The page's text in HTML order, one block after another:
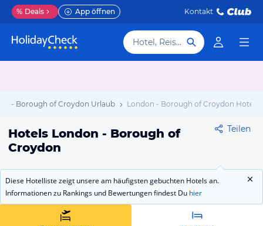
% Deals App öffnen Kontakt
Hotel, Reiseziel
- Borough of Croydon Urlaub London - Borough of Croydon Hotels
Hotels London - Borough of
Croydon
Teilen
Diese Hotelliste zeigt unsere am häufigsten gebuchten Hotels an.
Informationen zu Rankings und Bewertungen findest Du hier